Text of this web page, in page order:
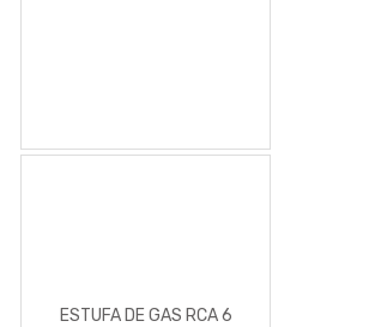
ESTUFA DE GAS RCA 6